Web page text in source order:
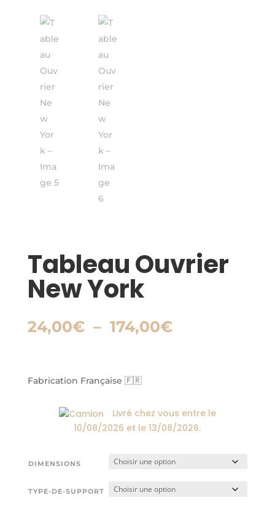
Tableau Ouvrier
New York
24,00€ – 174,00€Plage
Fabrication Française 🇫🇷
Livré chez vous entre le
10/08/2026 et le13/08/2026.
DIMENSIONS
TYPE-DE-SUPPORT